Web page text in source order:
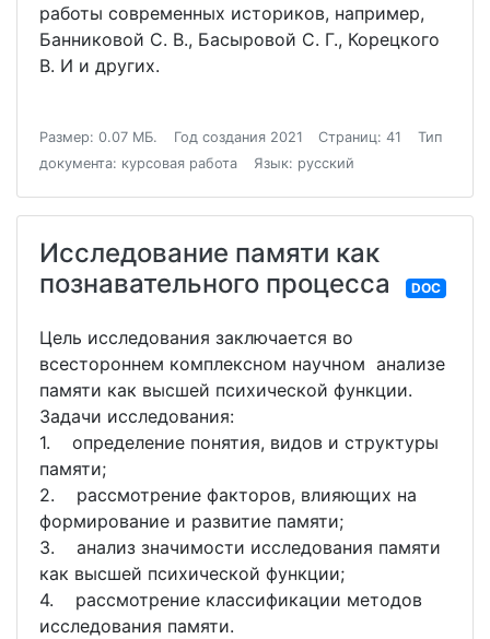
работы современных историков, например,
Банниковой С. В., Басыровой С. Г., Корецкого
В. И и других.
Размер: 0.07 МБ. Год создания 2021 Страниц: 41
Тип
документа: курсовая работа
Язык: русский
Исследование памяти как
познавательного процесса
DOC
Цель исследования заключается во
всестороннем комплексном научном анализе
памяти как высшей психической функции.
Задачи исследования:
1. определение понятия, видов и структуры
памяти;
2. рассмотрение факторов, влияющих на
формирование и развитие памяти;
3. анализ значимости исследования памяти
как высшей психической функции;
4. рассмотрение классификации методов
исследования памяти.